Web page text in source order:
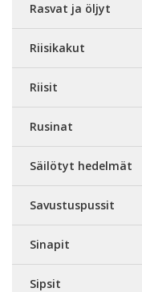
Rasvat ja öljyt
Riisikakut
Riisit
Rusinat
Säilötyt hedelmät
Savustuspussit
Sinapit
Sipsit